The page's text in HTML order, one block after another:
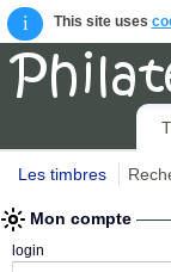
i This site uses
Les timbres
Mon compte
login